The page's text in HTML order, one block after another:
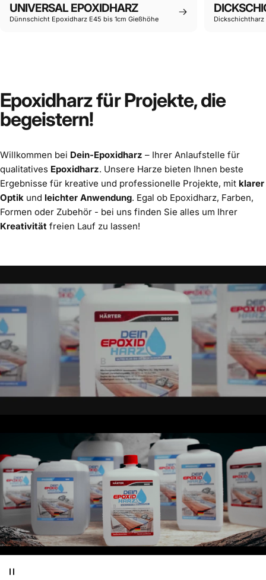
UNIVERSAL EPOXIDHARZ
Dünnschicht Epoxidharz E45 bis 1cm Gießhöhe Dickschichtharz
Epoxidharzfür Projekte, die
begeistern!
Willkommen bei Dein-Epoxidharz – Ihrer Anlaufstelle für
qualitatives Epoxidharz. Unsere Harze bieten Ihnen beste
Ergebnisse für kreative und professionelle Projekte, mit klarer
Optik und leichter Anwendung. Egal ob Epoxidharz, Farben,
Formen oder Zubehör - bei uns finden Sie alles um Ihrer
Kreativität freien Lauf zu lassen!